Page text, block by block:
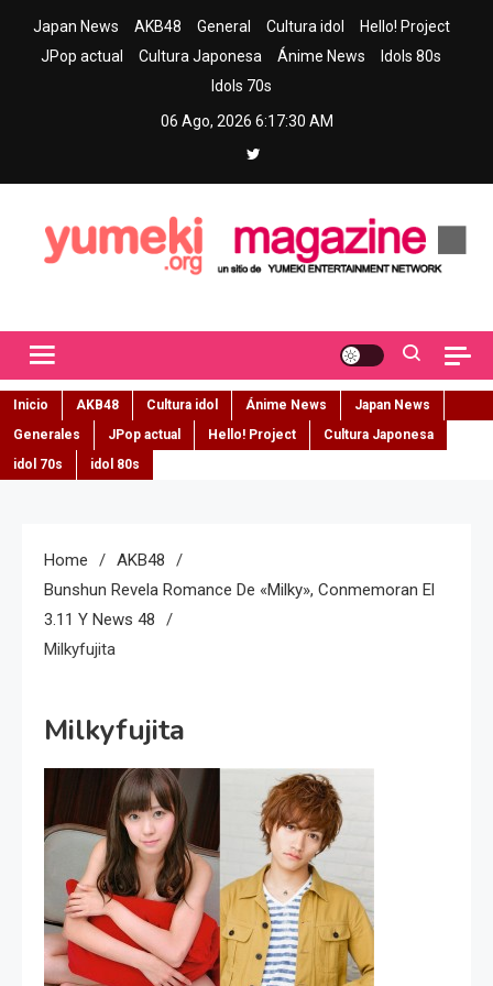
Japan News AKB48 General Cultura idol
Hello! Project
JPop actual
Cultura Japonesa Ánime News
Idols 80s
Idols 70s
06 Ago, 2026 6:17:31 AM
Inicio AKB48 Cultura idol Ánime News
Japan News
Generales
JPop actual Hello! Project
Cultura Japonesa
idol 70s
idol 80s
Home
AKB48
Bunshun Revela Romance De «Milky», Conmemoran El
3.11 Y News 48
Milkyfujita
Milkyfujita